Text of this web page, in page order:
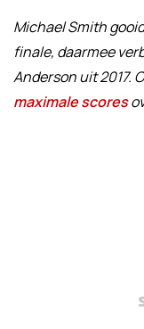
Michael Smith
finale, daarmee
Anderson uit 2017.
maximale scores